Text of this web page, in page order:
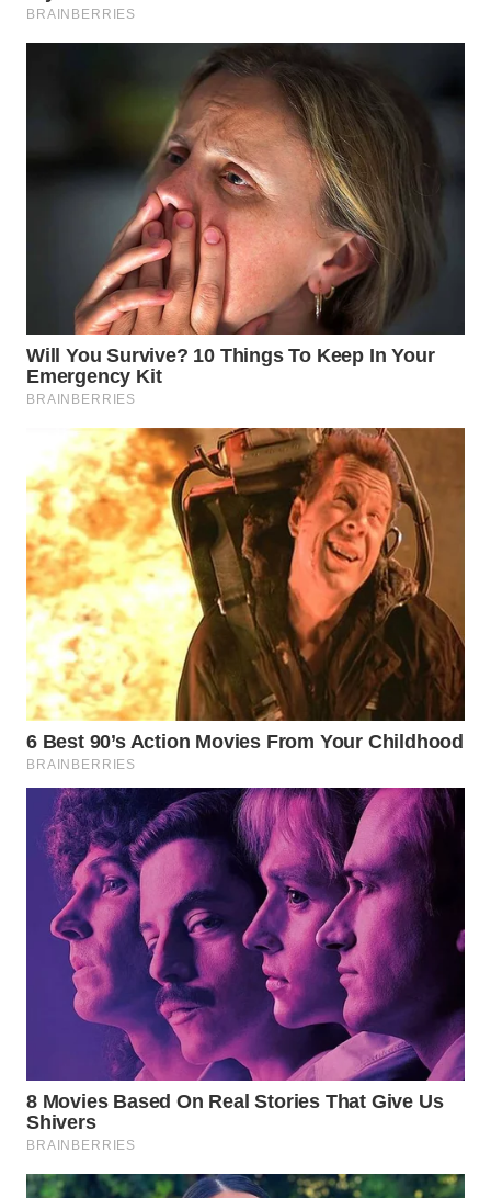
TANI
INFRASTRUKTUR
KONSUMEN
WAHANA
LISTRIK
WAHANA
WAHANA
TV
WAHANANEWS
ID
WAHANANEWS
CO ID
WAHANANEWS
NET
WAHANA
SPORT
WAHANA
UMKM
WAHANA
SELEB
WAHANA
OTOMOTIF